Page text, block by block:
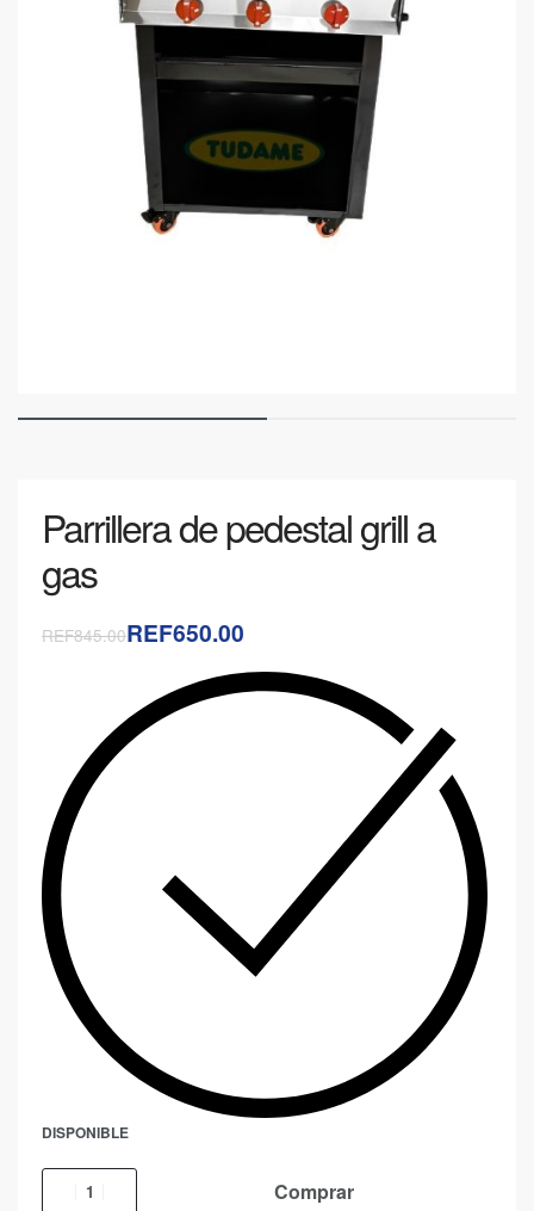
Parrillera de pedestal grill a
gas
REF845.00REF650.00
DISPONIBLE
Comprar